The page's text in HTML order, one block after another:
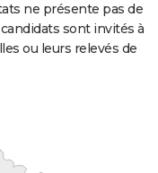
ne présente pas de
sont invités à
ou leurs relevés de